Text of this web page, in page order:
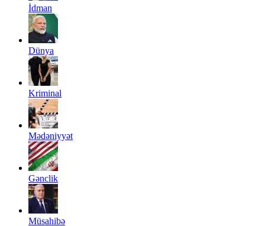
İdman
Dünya
Kriminal
Mədəniyyət
Gənclik
Müsahibə